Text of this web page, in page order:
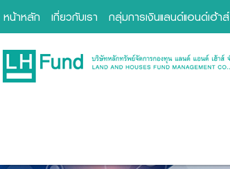
หน้าหลัก เกี่ยวกับเรา กลุ่มการเงินแลนด์แอนด์เฮ้าส์